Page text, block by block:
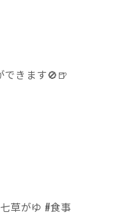
きます🚫🍺
草がゆ #食事